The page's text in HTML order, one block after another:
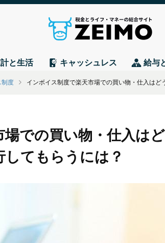
と生活 キャッシュレス 給与
制度 インボイス制度で楽天市場での買い物・仕入は
での買い物・仕入は
てもらうには？